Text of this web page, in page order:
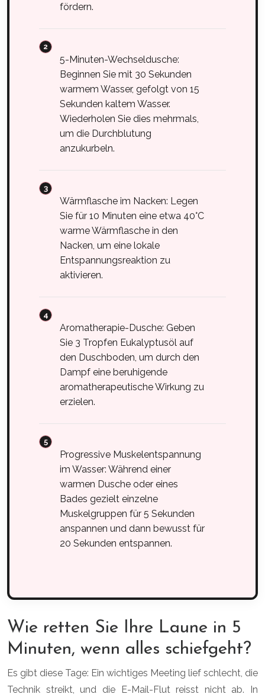
fördern.
5-Minuten-Wechseldusche:
Beginnen Sie mit 30 Sekunden
warmem Wasser, gefolgt von 15
Sekunden kaltem Wasser.
Wiederholen Sie dies mehrmals,
um die Durchblutung
anzukurbeln.
Wärmflasche im Nacken: Legen
Sie für 10 Minuten eine etwa 40°C
warme Wärmflasche in den
Nacken, um eine lokale
Entspannungsreaktion zu
aktivieren.
Aromatherapie-Dusche: Geben
Sie 3 Tropfen Eukalyptusöl auf
den Duschboden, um durch den
Dampf eine beruhigende
aromatherapeutische Wirkung zu
erzielen.
Progressive Muskelentspannung
im Wasser: Während einer
warmen Dusche oder eines
Bades gezielt einzelne
Muskelgruppen für 5 Sekunden
anspannen und dann bewusst für
20 Sekunden entspannen.
Wie retten Sie Ihre Laune in 5
Minuten, wenn alles schiefgeht?
Es gibt diese Tage: Ein wichtiges Meeting lief schlecht, die
Technik streikt, und die E-Mail-Flut reisst nicht ab. In